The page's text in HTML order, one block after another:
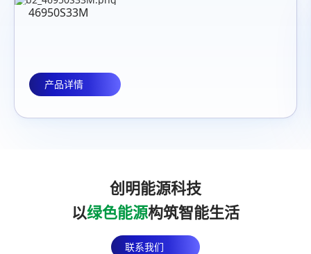
46950S33M
产品详情
创明能源科技
以绿色能源构筑智能生活
联系我们